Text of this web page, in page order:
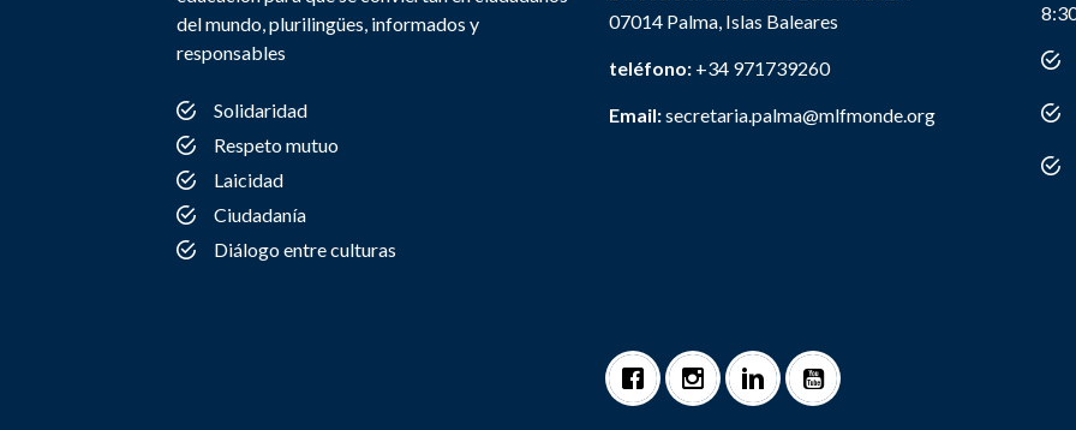
del mundo, plurilingües, informados y
responsables
Solidaridad
Respeto mutuo
Laicidad
Ciudadanía
Diálogo entre culturas
07014 Palma, Islas Baleares
teléfono: +34 971739260
Email:secretaria.palma@mlfmonde.org